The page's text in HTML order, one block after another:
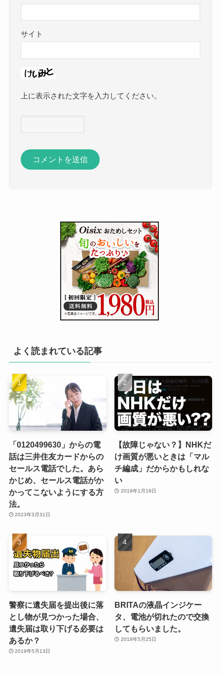
サイト
上に表示された文字を入力してください。
よく読まれている記事
「0120499630」からの電
話は三井住友カードからの
セールス電話でした。あら
かじめ、セールス電話がか
かってこないようにする方
法。
2023年3月31日
【故障じゃない？】NHKだ
け画質が悪いときは「マル
チ編成」だからかもしれな
い
2019年1月19日
警察に遺失届を提出後に落
とし物が見つかった場合、
遺失届は取り下げる必要は
あるか？
2019年5月13日
BRITAの液晶インジケー
タ、電池が切れたので交換
してもらいました。
2019年5月25日